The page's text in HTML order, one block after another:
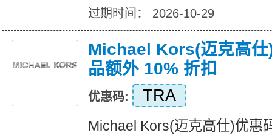
过期时间： 2026-10-29
Michael Kors(迈克高仕
品额外 10% 折扣
优惠码: TRA
Michael Kors(迈克高仕)优惠